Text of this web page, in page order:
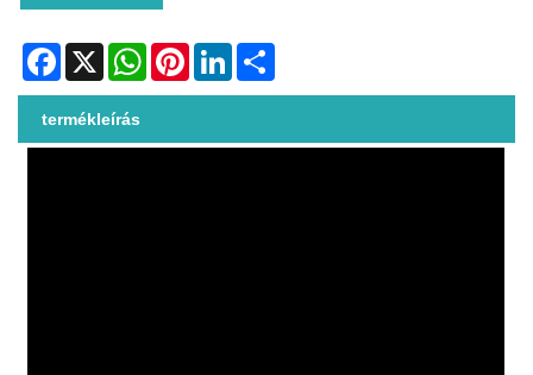
Facebook
X WhatsAppPinterestLinkedIn
termékleírás